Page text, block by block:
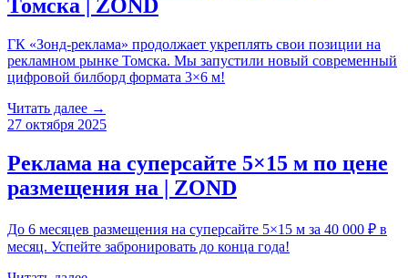
Томска | ZOND
ГК «Зонд-реклама» продолжает укреплять свои позиции на
рекламном рынке Томска. Мы запустили новый современный
цифровой билборд формата 3×6 м!
Читать далее →
27 октября 2025
Реклама на суперсайте 5×15 м по цене
размещения на | ZOND
До 6 месяцев размещения на суперсайте 5×15 м за 40 000 ₽ в
месяц. Успейте забронировать до конца года!